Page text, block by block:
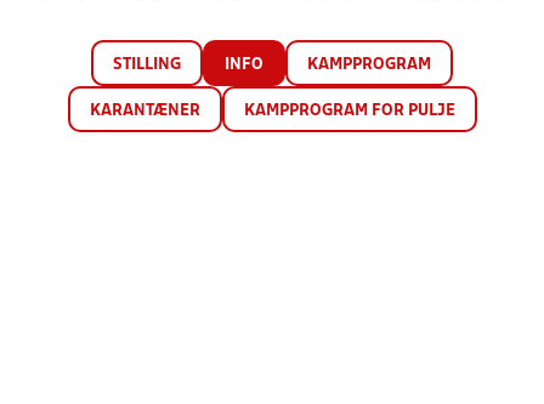
STILLING INFO KAMPPROGRAM
KARANTÆNER KAMPPROGRAM FOR PULJE